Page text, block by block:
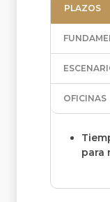
PLAZOS
OFICINAS
para